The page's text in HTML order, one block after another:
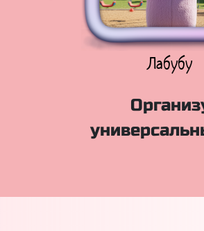
Лабубу